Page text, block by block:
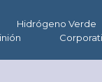
Hidrógeno Verde